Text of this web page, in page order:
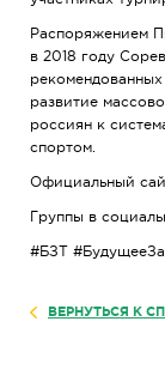
Распоряжением
в 2018 году
развитие
россиян к
спортом.
Официальный
Группы в
#БЗТ
ВЕРНУТЬСЯ К